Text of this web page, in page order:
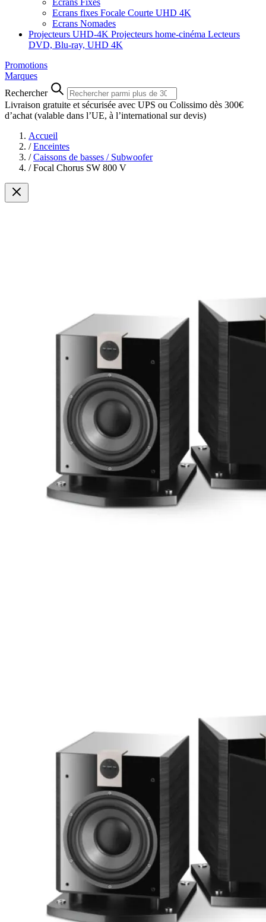
Ecrans Fixes
Ecrans fixes Focale Courte UHD 4K
Ecrans Nomades
Projecteurs UHD-4K Projecteurs home-cinéma Lecteurs
DVD, Blu-ray, UHD 4K
Promotions
Marques
Rechercher
Livraison gratuite et sécurisée avec UPS ou Colissimo dès 300€
d’achat (valable dans l’UE, à l’international sur devis)
Accueil
/ Enceintes
/ Caissons de basses / Subwoofer
/ Focal Chorus SW 800 V